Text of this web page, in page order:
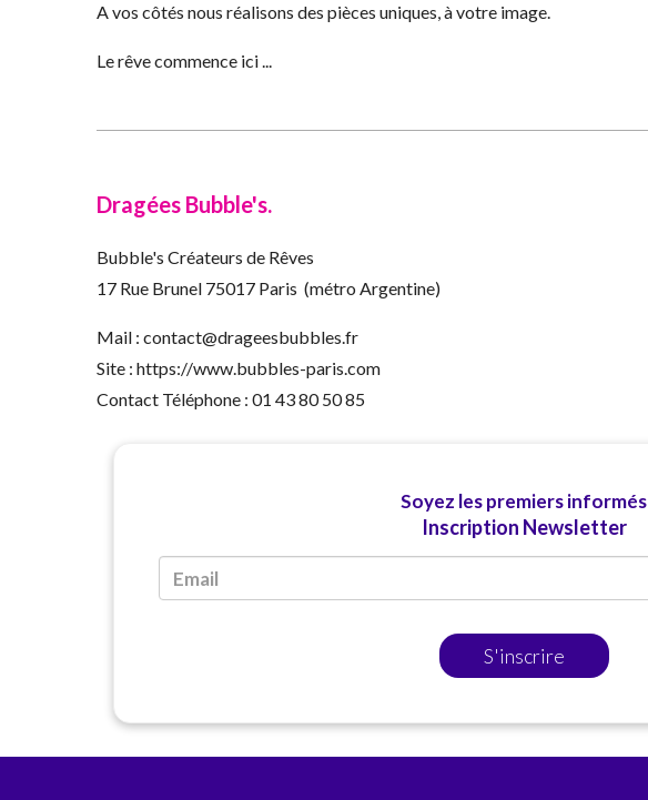
A vos côtés nous réalisons des pièces uniques, à votre image.
Le rêve commence ici ...
Dragées Bubble's.
Bubble's Créateurs de Rêves
17 Rue Brunel 75017 Paris (métro Argentine)
Mail : contact@drageesbubbles.fr
Site : https://www.bubbles-paris.com
Contact Téléphone : 01 43 80 50 85
Soyez les premiers informés
Inscription Newsletter
S'inscrire